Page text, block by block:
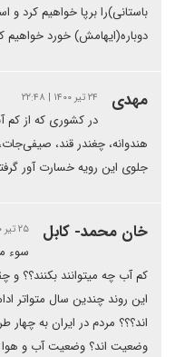
باستانی)را برپا خواهیم کرد و
دوباره(ایهامش) خورد خواهیم
مهدی ۲۴ تیر ۱۴۰۰ | ۲۲:۴۸
در کشوری که از کم
هندوانه، چغندر قند،
جلوی این رویه خسارت آور
خان محمد- کابل ۲۵ تیر ۱۴۰۰ | ۰۳:۵۵
سوء
کم آب چه میتوانند بکنند؟؟ و
این روند چندین سال متواتر
اند؟؟؟ مردم در ایران به چهار
وضعیت اند؟ وضعیت آب و